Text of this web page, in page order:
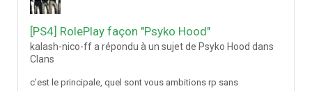
[PS4] RolePlay façon "Psyko Hood"
kalash-nico-ff a répondu à un sujet de Psyko Hood dans
Clans
c'est le principale, quel sont vous ambitions rp sans